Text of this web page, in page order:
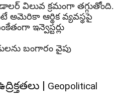
విలువ క్రమంగా తగ్గుతోంది.
ఆర్థిక వ్యవస్థపై
ఇన్వెస్టర్లు
బంగారం వైపు
| Geopolitical